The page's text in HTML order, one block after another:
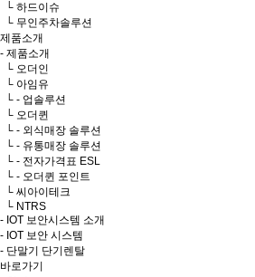
└ 하드이슈
└ 무인주차솔루션
제품소개
- 제품소개
└ 오더인
└ 아임유
└ - 업솔루션
└ 오더퀸
└ - 외식매장 솔루션
└ - 유통매장 솔루션
└ - 전자가격표 ESL
└ - 오더퀸 포인트
└ 씨아이테크
└ NTRS
- IOT 보안시스템 소개
- IOT 보안 시스템
- 단말기 단기렌탈
바로가기